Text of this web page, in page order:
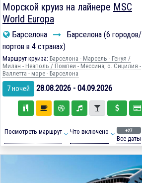
Морской круиз на лайнере MSC
World Europa
Барселона
Барселона (6 городов/
портов в 4 странах)
Маршрут круиза: Барселона - Марсель - Генуя /
Милан - Неаполь / Помпеи - Мессина, о. Сицилия -
Валлетта - море - Барселона
7 ночей 28.08.2026 - 04.09.2026
Посмотреть маршрут Что включено +27
Все даты